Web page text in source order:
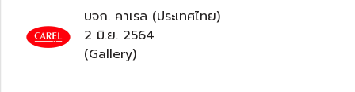
บจก. คาเรล (ประเทศไทย)
2 มิ.ย. 2564
(Gallery)